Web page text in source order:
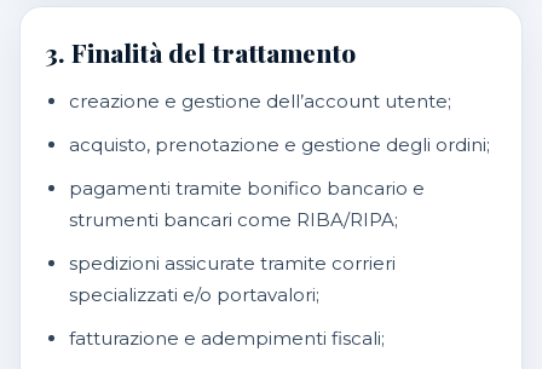
3. Finalità del trattamento
creazione e gestione dell’account utente;
acquisto, prenotazione e gestione degli ordini;
pagamenti tramite bonifico bancario e
strumenti bancari come RIBA/RIPA;
spedizioni assicurate tramite corrieri
specializzati e/o portavalori;
fatturazione e adempimenti fiscali;